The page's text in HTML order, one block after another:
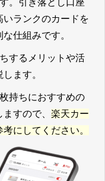
。引き落とし口座
いランクのカードを
仕組みです。
するメリットや活
ます。
持ちにおすすめの
すので、 楽天カー
にしてください。